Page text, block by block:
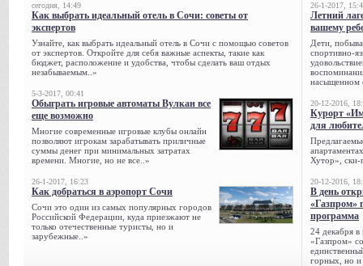
сегодня, 14:49
Как выбрать идеальный отель в Сочи: советы от
экспертов
Узнайте, как выбрать идеальный отель в Сочи с помощью советов
от экспертов. Откройте для себя важные аспекты, такие как
бюджет, расположение и удобства, чтобы сделать ваш отдых
незабываемым..»
5-3-2017, 00:41
Обыграть игровые автоматы Вулкан все
еще возможно
Многие современные игровые клубы онлайн
позволяют игрокам зарабатывать приличные
суммы денег при минимальных затратах
времени. Многие, но не все..»
26-1-2017, 16:23
Как добраться в аэропорт Сочи
Сочи это один из самых популярных городов
Российской Федерации, куда приезжают не
только отечественные туристы, но и
зарубежные..»
26-1-2017,
Летний
вашему
Дети,
спортивно-
насыщенном
20-12-2016,
Курорт
для
Хутор», ски-
20-12-2016,
В день
«Газпром»
программа
24 декабря в
«Газпром»
горных, но